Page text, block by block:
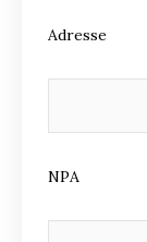
Adresse
NPA